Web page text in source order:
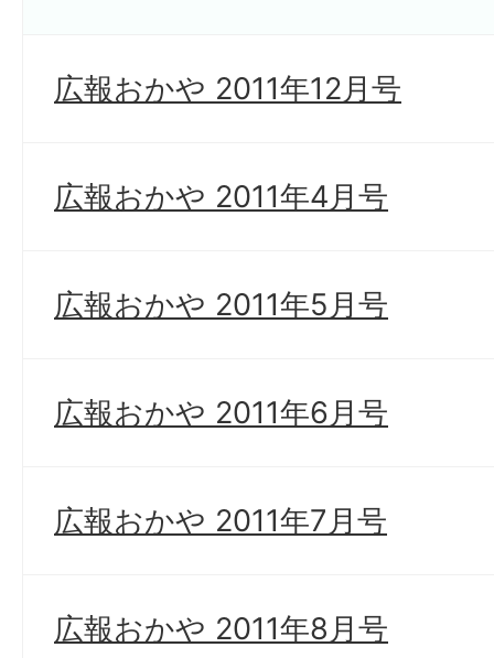
広報おかや 2011年12月号
広報おかや 2011年4月号
広報おかや 2011年5月号
広報おかや 2011年6月号
広報おかや 2011年7月号
広報おかや 2011年8月号